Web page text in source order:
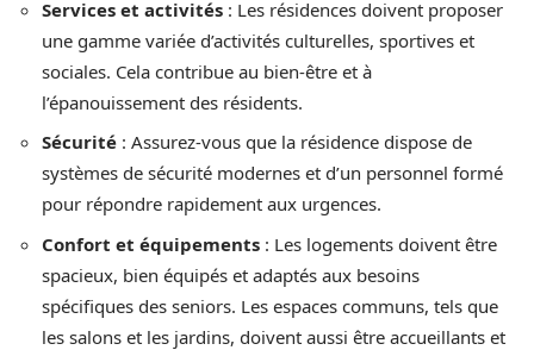
Services et activités : Les résidences doivent proposer
une gamme variée d’activités culturelles, sportives et
sociales. Cela contribue au bien-être et à
l’épanouissement des résidents.
Sécurité : Assurez-vous que la résidence dispose de
systèmes de sécurité modernes et d’un personnel formé
pour répondre rapidement aux urgences.
Confort et équipements : Les logements doivent être
spacieux, bien équipés et adaptés aux besoins
spécifiques des seniors. Les espaces communs, tels que
les salons et les jardins, doivent aussi être accueillants et